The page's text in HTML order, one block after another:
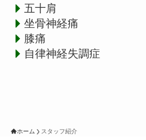
五十肩
坐骨神経痛
膝痛
自律神経失調症
ホーム スタッフ紹介